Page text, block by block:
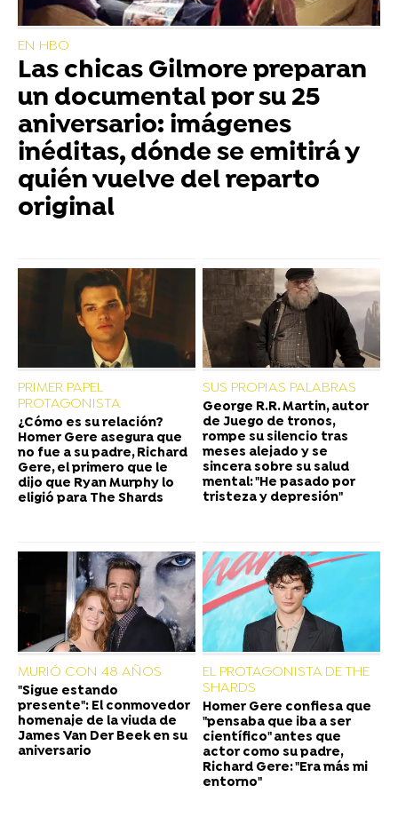
EN HBO
Las chicas Gilmore preparan
un documental por su 25
aniversario: imágenes
inéditas, dónde se emitirá y
quién vuelve del reparto
original
PRIMER PAPEL
PROTAGONISTA
¿Cómo es su relación?
Homer Gere asegura que
no fue a su padre, Richard
Gere, el primero que le
dijo que Ryan Murphy lo
eligió para The Shards
SUS PROPIAS PALABRAS
George R.R. Martin, autor
de Juego de tronos,
rompe su silencio tras
meses alejado y se
sincera sobre su salud
mental: "He pasado por
tristeza y depresión"
MURIÓ CON 48 AÑOS
"Sigue estando
presente": El conmovedor
homenaje de la viuda de
James Van Der Beek en su
aniversario
EL PROTAGONISTA DE THE
SHARDS
Homer Gere confiesa que
"pensaba que iba a ser
científico" antes que
actor como su padre,
Richard Gere: "Era más mi
entorno"